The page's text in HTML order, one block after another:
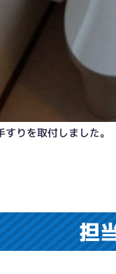
りを取付しました。
担